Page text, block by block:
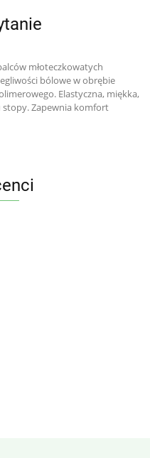
młoteczkowatych
bólowe w obrębie
Elastyczna, miękka,
stopy. Zapewnia komfort